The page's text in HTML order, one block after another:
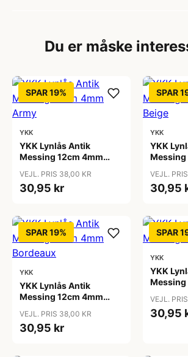
Du er måske
SPAR 19%
YKK
YKK Lynlås Antik
Messing 12cm 4mm
VEJL. PRIS 38,00 KR
30,95 kr
SPAR
YKK
YKK
Messing
VEJL.
30,95
SPAR 19%
YKK
YKK Lynlås Antik
Messing 12cm 4mm
VEJL. PRIS 38,00 KR
30,95 kr
SPAR
YKK
YKK
Messing
VEJL.
30,95